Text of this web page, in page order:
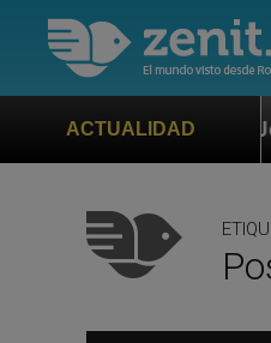
ACTUALIDAD
Mundial de la